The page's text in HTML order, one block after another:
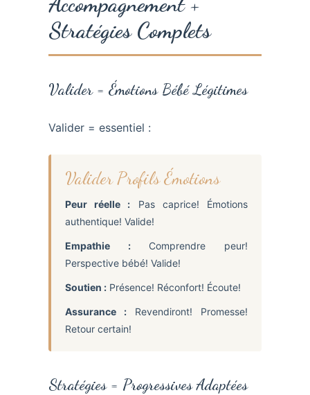
Stratégies Complets
Valider = Émotions Bébé Légitimes
Valider = essentiel :
Valider Profils Émotions
Peur réelle : Pas caprice! Émotions
authentique! Valide!
Empathie :Comprendre peur!
Perspective bébé! Valide!
Soutien : Présence! Réconfort! Écoute!
Assurance : Revendiront! Promesse!
Retour certain!
Stratégies = Progressives Adaptées